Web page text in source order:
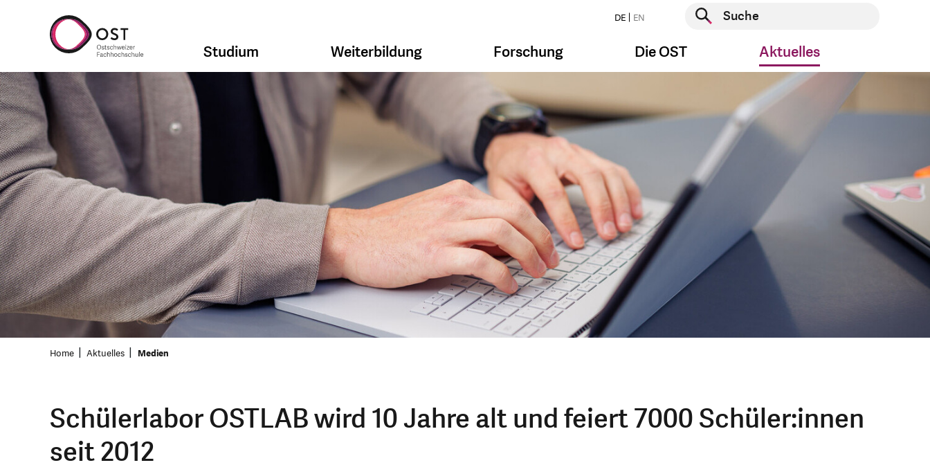
DE EN
Suche starten
Studium Weiterbildung Forschung Die OST Aktuelles
Home Aktuelles Medien
Schülerlabor OSTLAB wird 10 Jahre alt und feiert 7000 Schüler:innen
seit 2012